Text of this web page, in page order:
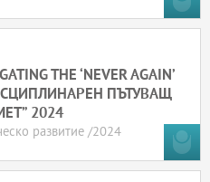
THE ‘NEVER AGAIN’
ПЪТУВАЩ
2024
развитие /2024